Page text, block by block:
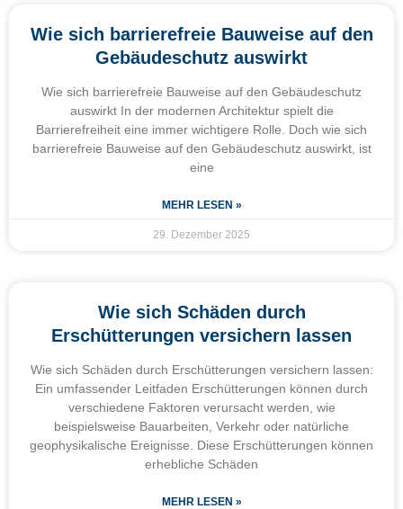
Wie sich barrierefreie Bauweise auf den
Gebäudeschutz auswirkt
Wie sich barrierefreie Bauweise auf den Gebäudeschutz
auswirkt In der modernen Architektur spielt die
Barrierefreiheit eine immer wichtigere Rolle. Doch wie sich
barrierefreie Bauweise auf den Gebäudeschutz auswirkt, ist
eine
MEHR LESEN »
29. Dezember 2025
Wie sich Schäden durch
Erschütterungen versichern lassen
Wie sich Schäden durch Erschütterungen versichern lassen:
Ein umfassender Leitfaden Erschütterungen können durch
verschiedene Faktoren verursacht werden, wie
beispielsweise Bauarbeiten, Verkehr oder natürliche
geophysikalische Ereignisse. Diese Erschütterungen können
erhebliche Schäden
MEHR LESEN »